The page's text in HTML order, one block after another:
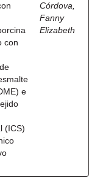
con
e
(ICS)
Córdova,
Fanny
Elizabeth